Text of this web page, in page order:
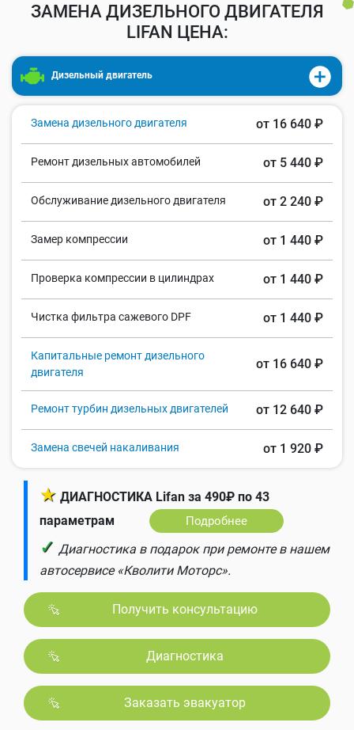
ЗАМЕНА ДИЗЕЛЬНОГО ДВИГАТЕЛЯ
LIFAN ЦЕНА:
Дизельный двигатель
Замена дизельного двигателя от 16 640 ₽
Ремонт дизельных автомобилей от 5 440 ₽
Обслуживание дизельного двигателя от 2 240 ₽
Замер компрессии от 1 440 ₽
Проверка компрессии в цилиндрах от 1 440 ₽
Чистка фильтра сажевого DPF от 1 440 ₽
Капитальные ремонт дизельного
двигателя
от 16 640 ₽
Ремонт турбин дизельных двигателей от 12 640 ₽
Замена свечей накаливания от 1 920 ₽
★ ДИАГНОСТИКА Lifan за 490₽ по 43
параметрам
Подробнее
✓ Диагностика в подарок при ремонте в нашем
автосервисе «Кволити Моторс».
Получить консультацию
Диагностика
Заказать эвакуатор